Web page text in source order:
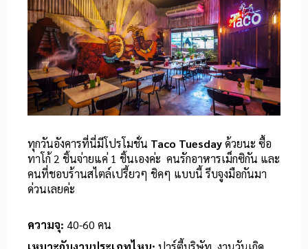
ทุกวันอังคารที่นี่มีโปรโมชั่น Taco Tuesdayด้วยนะ ซื้อ
ทาโก้ 2 ชิ้นจ่ายแค่ 1 ชิ้นเองค่ะ คนรักอาหารเม็กซิกัน และ
คนที่ชอบร้านสไตล์เปรี้ยวๆ ชิคๆ แบบนี้ รีบจูงมือกันมา
ด่วนเลยค่ะ
ความจุ: 40-60 คน